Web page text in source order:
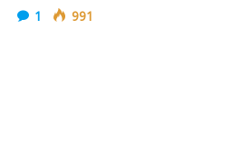
1 991